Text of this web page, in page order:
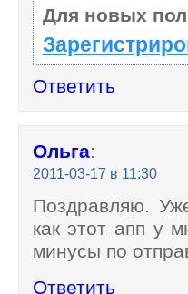
Для новых
Ответить
Ольга:
2011-03-17 в 11:30
Поздравляю.
как этот апп у
минусы по
Ответить